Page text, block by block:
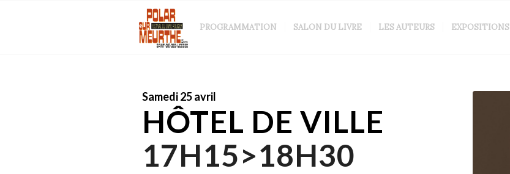
PROGRAMMATION SALON DU LIVRE LES AUTEURS EXPOSITIONS
Samedi 25 avril
HÔTEL DE VILLE
17H15>18H30